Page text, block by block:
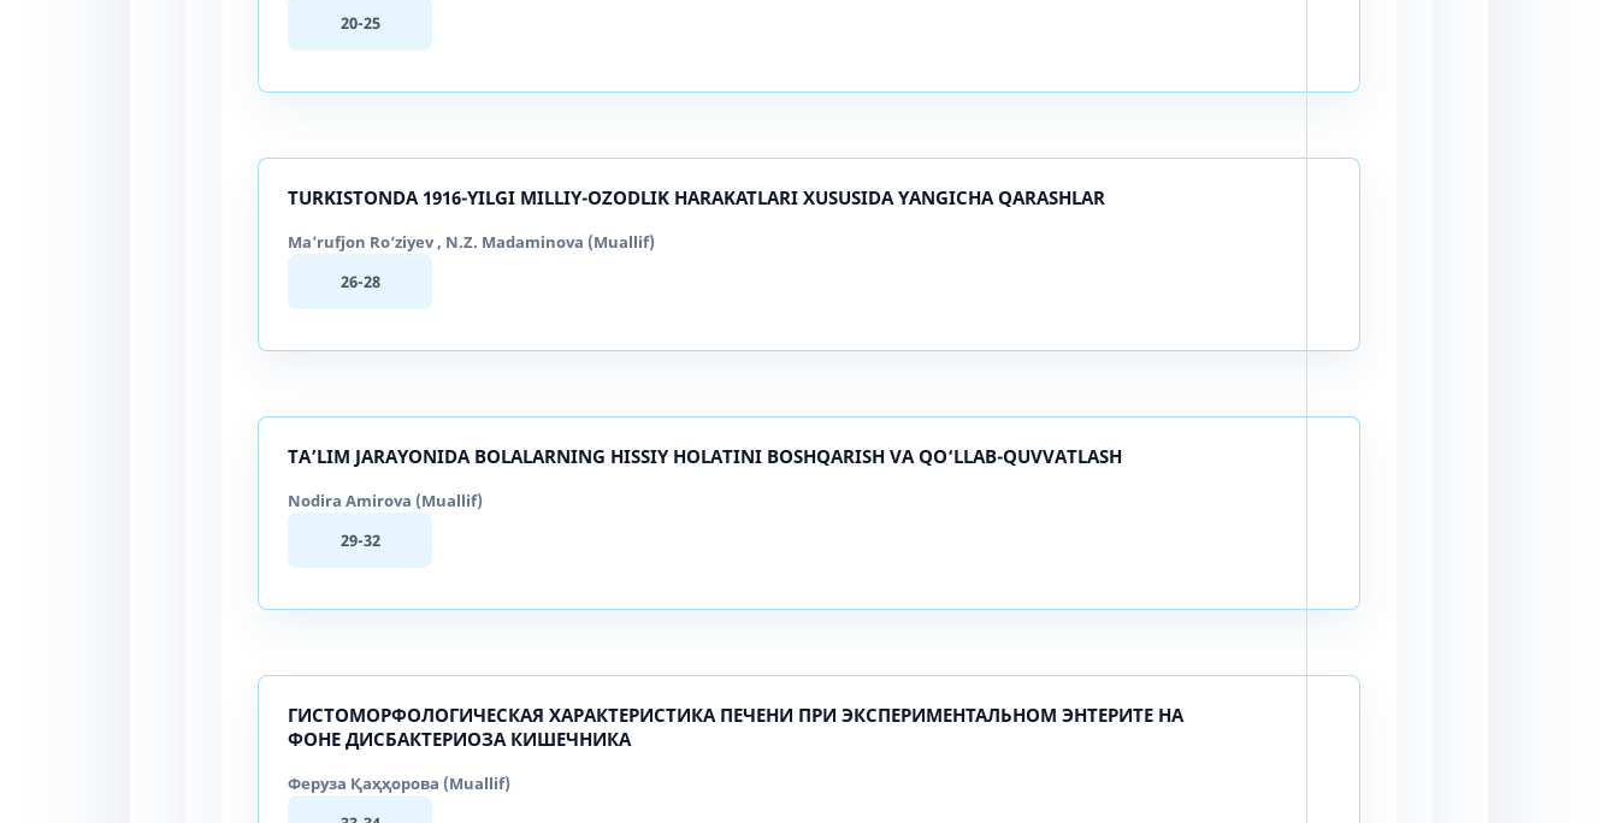
20-25
TURKISTONDA 1916-YILGI MILLIY-OZODLIK HARAKATLARI XUSUSIDA YANGICHA QARASHLAR
Ma’rufjon Ro‘ziyev , N.Z. Madaminova (Muallif)
26-28
TАʼLIM JАRАYОNIDА BОLАLАRNING HISSIY HОLАTINI BОSHQАRISH VА QО‘LLАB-QUVVАTLАSH
Nodira Amirova (Muallif)
29-32
ГИСТОМОРФОЛОГИЧЕСКАЯ ХАРАКТЕРИСТИКА ПЕЧЕНИ ПРИ ЭКСПЕРИМЕНТАЛЬНОМ ЭНТЕРИТЕ НА
ФОНЕ ДИСБАКТЕРИОЗА КИШЕЧНИКА
Феруза Қаҳҳорова (Muallif)